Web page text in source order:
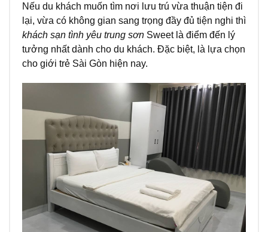
Nếu du khách muốn tìm nơi lưu trú vừa thuận tiện đi
lại, vừa có không gian sang trọng đầy đủ tiện nghi thì
khách sạn tình yêu trung sơn Sweet là điểm đến lý
tưởng nhất dành cho du khách. Đặc biệt, là lựa chọn
cho giới trẻ Sài Gòn hiện nay.